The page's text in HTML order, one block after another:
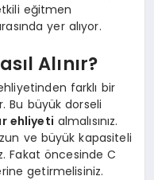
eğitmen
yer alıyor.
Alınır?
farklı bir
Bu büyük dorseli
ehliyeti almalısınız.
ve büyük kapasiteli
Fakat öncesinde C
getirmelisiniz.